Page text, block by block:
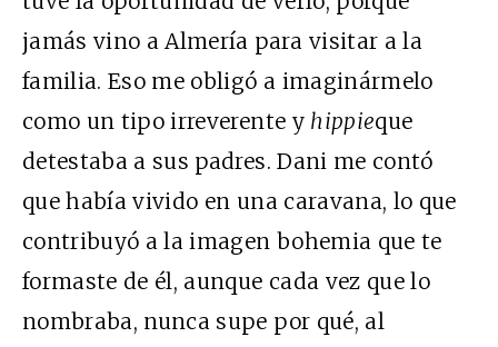
jamás vino a Almería para visitar a la
familia. Eso me obligó a imaginármelo
como un tipo irreverente y hippieque
detestaba a sus padres. Dani me contó
que había vivido en una caravana, lo que
contribuyó a la imagen bohemia que te
formaste de él, aunque cada vez que lo
nombraba, nunca supe por qué, al